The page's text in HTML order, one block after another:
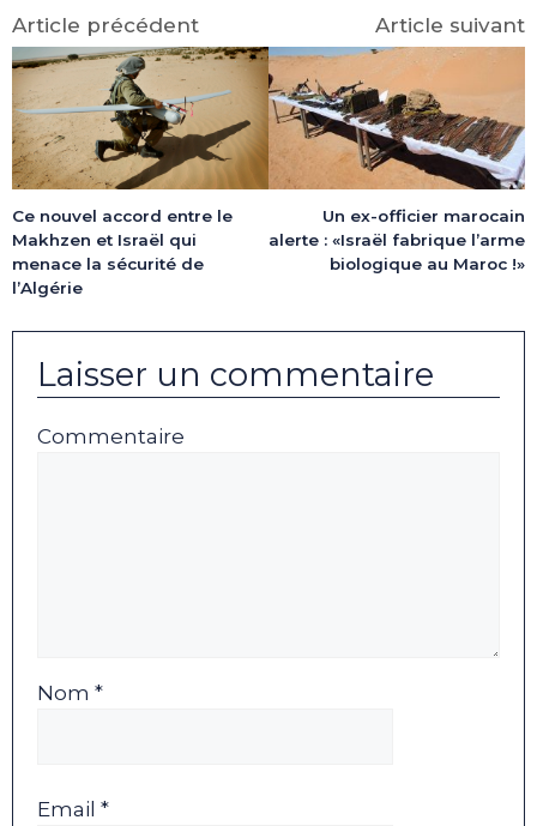
Article précédent
Ce nouvel accord entre le
Makhzen et Israël qui
menace la sécurité de
l’Algérie
Article suivant
Un ex-officier marocain
alerte : «Israël fabrique l’arme
biologique au Maroc !»
Laisser un commentaire
Commentaire
Nom *
Email *